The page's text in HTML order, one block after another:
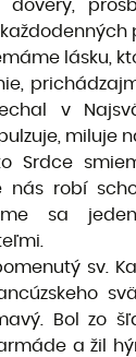
dôvery,
lásku,
v
miluje
Srdce
nás robí
sa
sv.
Bol zo
a žil